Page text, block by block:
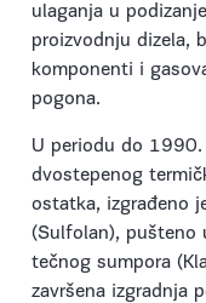
ulaganja u
proizvodnju dizela,
komponenti i
pogona.
U periodu do
dvostepenog
ostatka, izgrađeno
(Sulfolan), pušteno
tečnog sumpora
završena izgradnja